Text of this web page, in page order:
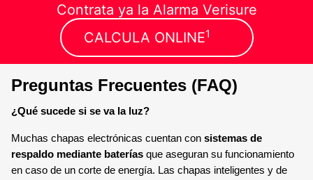
Contrata ya la Alarma Verisure
CALCULA ONLINE1
Preguntas Frecuentes (FAQ)
¿Qué sucede si se va la luz?
Muchas chapas electrónicas cuentan con sistemas de
respaldo mediante baterías que aseguran su funcionamiento
en caso de un corte de energía. Las chapas inteligentes y de